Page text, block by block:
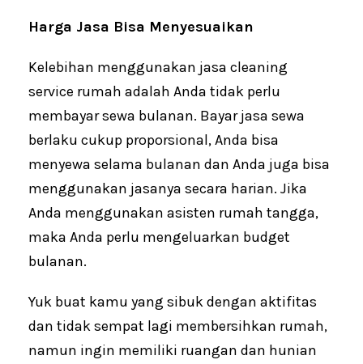
Harga Jasa Bisa Menyesuaikan
Kelebihan menggunakan jasa cleaning
service rumah adalah Anda tidak perlu
membayar sewa bulanan. Bayar jasa sewa
berlaku cukup proporsional, Anda bisa
menyewa selama bulanan dan Anda juga bisa
menggunakan jasanya secara harian. Jika
Anda menggunakan asisten rumah tangga,
maka Anda perlu mengeluarkan budget
bulanan.
Yuk buat kamu yang sibuk dengan aktifitas
dan tidak sempat lagi membersihkan rumah,
namun ingin memiliki ruangan dan hunian